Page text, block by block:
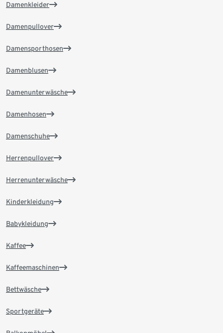
Damenkleider
Damenpullover
Damensporthosen
Damenblusen
Damenunterwäsche
Damenhosen
Damenschuhe
Herrenpullover
Herrenunterwäsche
Kinderkleidung
Babykleidung
Kaffee
Kaffeemaschinen
Bettwäsche
Sportgeräte